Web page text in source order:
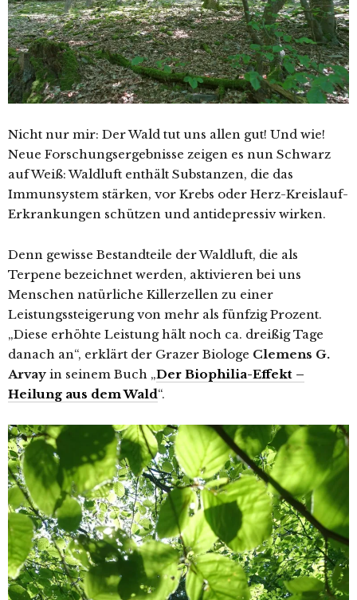
Nicht nur mir: Der Wald tut uns allen gut! Und wie!
Neue Forschungsergebnisse zeigen es nun Schwarz
auf Weiß: Waldluft enthält Substanzen, die das
Immunsystem stärken, vor Krebs oder Herz-Kreislauf-
Erkrankungen schützen und antidepressiv wirken.
Denn gewisse Bestandteile der Waldluft, die als
Terpene bezeichnet werden, aktivieren bei uns
Menschen natürliche Killerzellen zu einer
Leistungssteigerung von mehr als fünfzig Prozent.
„Diese erhöhte Leistung hält noch ca. dreißig Tage
danach an“, erklärt der Grazer Biologe Clemens G.
Arvay in seinem Buch „Der Biophilia-Effekt –
Heilung aus dem Wald“.